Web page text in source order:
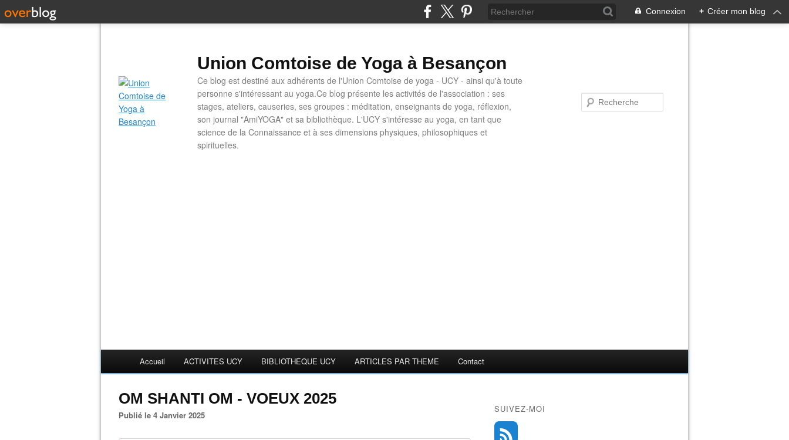
Connexion + Créer mon blog
Union Comtoise de Yoga à Besançon
Ce blog est destiné aux adhérents de l'Union Comtoise de yoga - UCY - ainsi qu'à toute
personne s'intéressant au yoga.Ce blog présente les activités de l'association : ses
stages, ateliers, causeries, ses groupes : méditation, enseignants de yoga, réflexion,
son journal "AmiYOGA" et sa bibliothèque. L'UCY s'intéresse au yoga, en tant que
science de la Connaissance et à ses dimensions physiques, philosophiques et
spirituelles.
Accueil ACTIVITES UCY BIBLIOTHEQUE UCY ARTICLES PAR THEME Contact
OM SHANTI OM - VOEUX 2025
Publié le 4 Janvier 2025
SUIVEZ-MOI